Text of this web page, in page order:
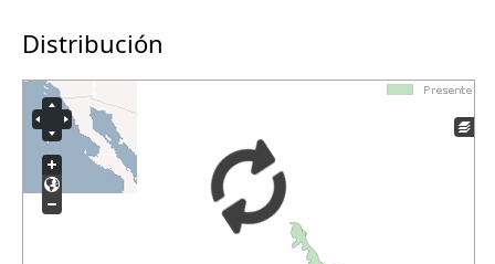
Distribución
Cannabaceae
Capparaceae
Caprifoliaceae
Caricaceae
Caryophyllaceae
Casuarinaceae
Celastraceae